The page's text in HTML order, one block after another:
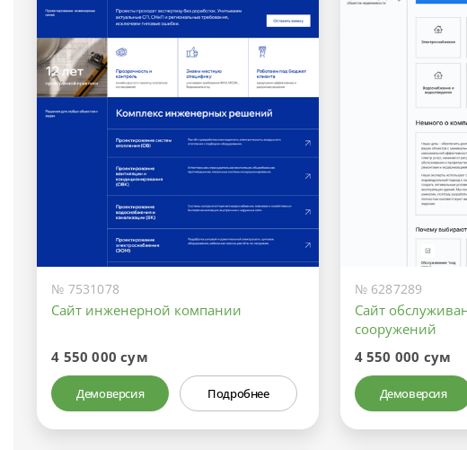
№ 7531078
Сайт инженерной компании
4 550 000 сум
Демоверсия Подробнее
№ 6287289
Сайт
сооружений
4 550 000 сум
Демоверсия